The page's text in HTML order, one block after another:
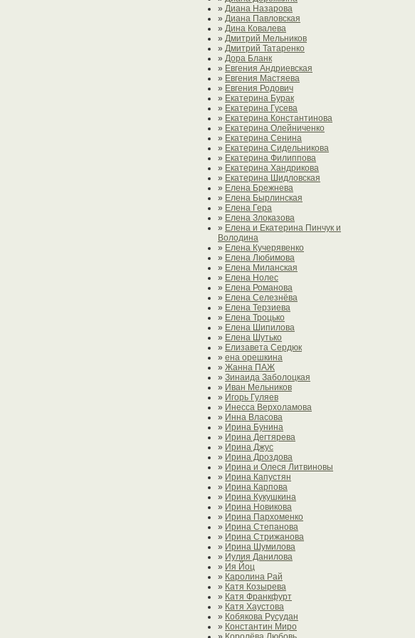
» Диана Назарова
» Диана Павловская
» Дина Ковалева
» Дмитрий Мельников
» Дмитрий Татаренко
» Дора Бланк
» Евгения Андриевская
» Евгения Мастяева
» Евгения Родович
» Екатерина Бурак
» Екатерина Гусева
» Екатерина Константинова
» Екатерина Олейниченко
» Екатерина Сенина
» Екатерина Сидельникова
» Екатерина Филиппова
» Екатерина Хандрикова
» Екатерина Шидловская
» Елена Брежнева
» Елена Бырлинская
» Елена Гера
» Елена Злоказова
» Елена и Екатерина Пинчук и
Володина
» Елена Кучерявенко
» Елена Любимова
» Елена Миланская
» Елена Нолес
» Елена Романова
» Елена Селезнёва
» Елена Терзиева
» Елена Троцько
» Елена Шипилова
» Елена Шутько
» Елизавета Сердюк
» ена орешкина
» Жанна ПАЖ
» Зинаида Заболоцкая
» Иван Мельников
» Игорь Гуляев
» Инесса Верхоламова
» Инна Власова
» Ирина Бунина
» Ирина Дегтярева
» Ирина Джус
» Ирина Дроздова
» Ирина и Олеся Литвиновы
» Ирина Капустян
» Ирина Карпова
» Ирина Кукушкина
» Ирина Новикова
» Ирина Пархоменко
» Ирина Степанова
» Ирина Стрижанова
» Ирина Шумилова
» Иулия Данилова
» Ия Йоц
» Каролина Рай
» Катя Козырева
» Катя Франкфурт
» Катя Хаустова
» Кобякова Русудан
» Константин Миро